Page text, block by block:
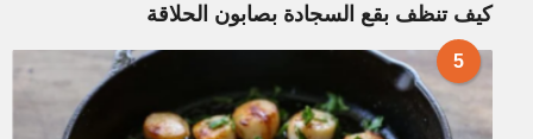
كيف تنظف بقع السجادة بصابون الحلاقة
5